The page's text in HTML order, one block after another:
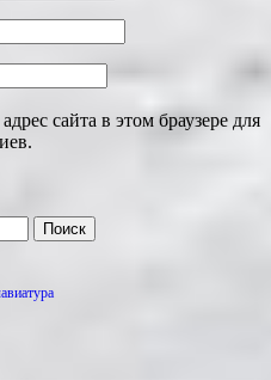
сайта в этом браузере для